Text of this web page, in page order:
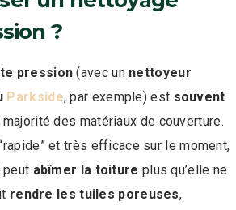
?
pression (avec un nettoyeur
Parkside, par exemple) est souvent
majorité des matériaux de couverture.
et très efficace sur le moment,
peut abîmer la toiture plus qu’elle ne
rendre les tuiles poreuses,